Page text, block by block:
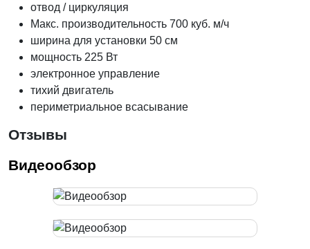
отвод / циркуляция
Макс. производительность 700 куб. м/ч
ширина для установки 50 см
мощность 225 Вт
электронное управление
тихий двигатель
периметриальное всасывание
Отзывы
Видеообзор